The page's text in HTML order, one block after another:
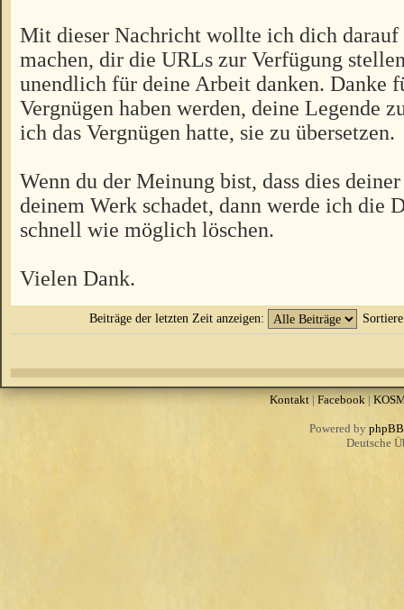
Mit dieser Nachricht wollte ich dich darauf
machen, dir die URLs zur Verfügung
unendlich für deine Arbeit danken. Danke
Vergnügen haben werden, deine Legende
ich das Vergnügen hatte, sie zu übersetzen.
Wenn du der Meinung bist, dass dies
deinem Werk schadet, dann werde ich die
schnell wie möglich löschen.
Vielen Dank.
Beiträge der letzten Zeit anzeigen:
Kontakt| Facebook|
Powered by phpBB
Deutsche